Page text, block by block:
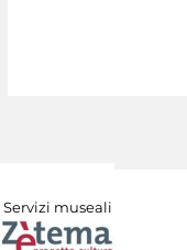
Servizi museali